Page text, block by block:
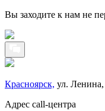
Вы заходите к нам не
Красноярск, ул.
Адрес call-центра